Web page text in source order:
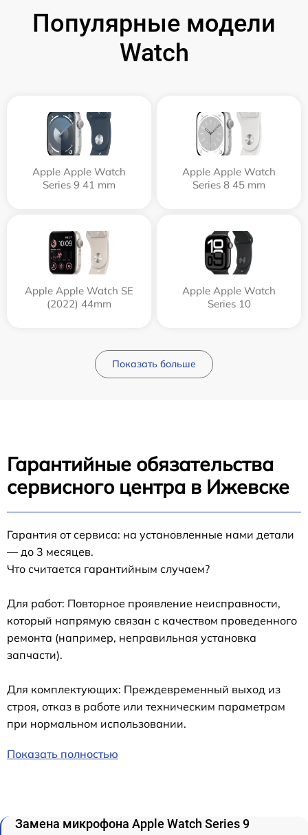
Популярные модели
Watch
Apple Apple Watch
Series 9 41 mm
Apple Apple Watch
Series 8 45 mm
Apple Apple Watch SE
(2022) 44mm
Apple Apple Watch
Series 10
Показать больше
Гарантийные обязательства
сервисного центра в Ижевске
Гарантия от сервиса: на установленные нами детали
— до 3 месяцев.
Что считается гарантийным случаем?
Для работ: Повторное проявление неисправности,
который напрямую связан с качеством проведенного
ремонта (например, неправильная установка
запчасти).
Для комплектующих: Преждевременный выход из
строя, отказ в работе или техническим параметрам
при нормальном использовании.
Показать полностью
Замена микрофона Apple Watch Series 9